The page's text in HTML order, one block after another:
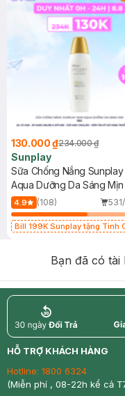
130.000 ₫234.000 ₫
Sunplay
Sữa Chống Nắng Sunplay
Aqua Dưỡng Da Sáng
4.9 (108)
Bill 199K Sunplay tặng Tinh
Bạn đã có tài
return
HỖ TRỢ KHÁCH HÀNG
Hotline: 1800 6324
(Miễn phí , 08-22h kể cả